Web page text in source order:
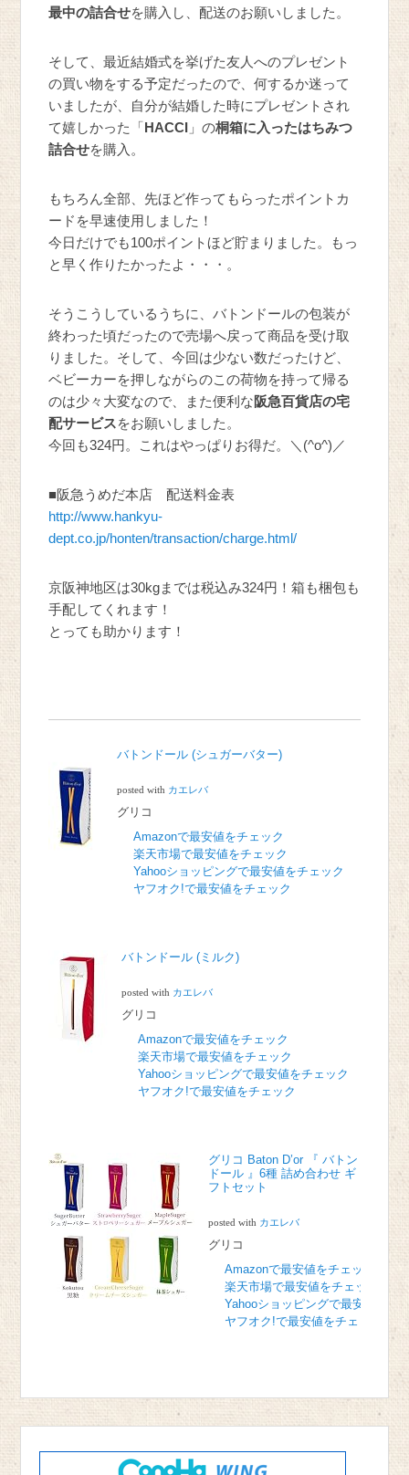
最中の詰合せを購入し、配送のお願いしました。
そして、最近結婚式を挙げた友人へのプレゼント
の買い物をする予定だったので、何するか迷って
いましたが、自分が結婚した時にプレゼントされ
て嬉しかった「HACCI 」の桐箱に入ったはちみつ
詰合せを購入。
もちろん全部、先ほど作ってもらったポイントカ
ードを早速使用しました！
今日だけでも100ポイントほど貯まりました。もっ
と早く作りたかったよ・・・。
そうこうしているうちに、バトンドールの包装が
終わった頃だったので売場へ戻って商品を受け取
りました。そして、今回は少ない数だったけど、
ベビーカーを押しながらのこの荷物を持って帰る
のは少々大変なので、また便利な阪急百貨店の宅
配サービスをお願いしました。
今回も324円。これはやっぱりお得だ。＼(^o^)／
■阪急うめだ本店 配送料金表
http://www.hankyu-
dept.co.jp/honten/transaction/charge.html/
京阪神地区は30kgまでは税込み324円！箱も梱包も
手配してくれます！
とっても助かります！
バトンドール (シュガーバター)
posted with カエレバ
グリコ
Amazonで最安値をチェック
楽天市場で最安値をチェック
Yahooショッピングで最安値をチェック
ヤフオク!で最安値をチェック
バトンドール (ミルク)
posted with カエレバ
グリコ
Amazonで最安値をチェック
楽天市場で最安値をチェック
Yahooショッピングで最安値をチェック
ヤフオク!で最安値をチェック
グリコ Baton D’or 『 バトン
ドール 』6種 詰め合わせ ギ
フトセット
posted with カエレバ
グリコ
Amazonで最安値をチェック
楽天市場で最安値をチェック
Yahooショッピングで最安値をチ
ヤフオク!で最安値をチェック